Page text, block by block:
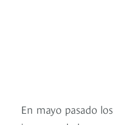
En mayo pasado los